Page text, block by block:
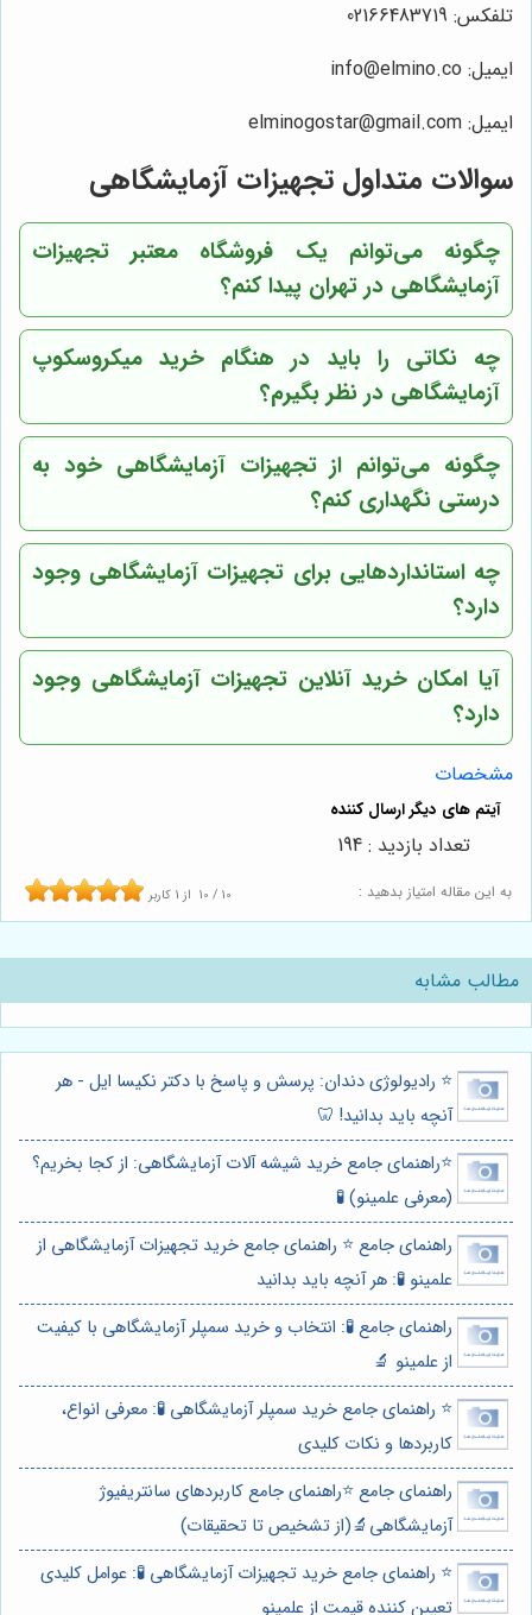
تلفکس: 02166483719
ایمیل: info@elmino.co
ایمیل: elminogostar@gmail.com
سوالات متداول تجهیزات آزمایشگاهی
چگونه می‌توانم یک فروشگاه معتبر تجهیزات
آزمایشگاهی در تهران پیدا کنم؟
چه نکاتی را باید در هنگام خرید میکروسکوپ
آزمایشگاهی در نظر بگیرم؟
چگونه می‌توانم از تجهیزات آزمایشگاهی خود به
درستی نگهداری کنم؟
چه استانداردهایی برای تجهیزات آزمایشگاهی وجود
دارد؟
آیا امکان خرید آنلاین تجهیزات آزمایشگاهی وجود
دارد؟
مشخصات
به این مقاله امتیاز بدهید : 10 / 10 از 1 کاربر
تعداد بازدید : 194
مطالب مشابه
⭐️ رادیولوژی دندان: پرسش و پاسخ با دکتر نکیسا ایل - هر
آنچه باید بدانید! 🦷
⭐️راهنمای جامع خرید شیشه آلات آزمایشگاهی: از کجا بخریم؟
(معرفی علمینو) 🧪
راهنمای جامع ⭐️ راهنمای جامع خرید تجهیزات آزمایشگاهی از
علمینو 🧪: هر آنچه باید بدانید
راهنمای جامع 🧪: انتخاب و خرید سمپلر آزمایشگاهی با کیفیت
از علمینو 🔬
⭐️ راهنمای جامع خرید سمپلر آزمایشگاهی 🧪: معرفی انواع،
کاربردها و نکات کلیدی
راهنمای جامع ⭐️راهنمای جامع کاربردهای سانتریفیوژ
آزمایشگاهی🔬(از تشخیص تا تحقیقات)
⭐️ راهنمای جامع خرید تجهیزات آزمایشگاهی 🧪: عوامل کلیدی
تعیین کننده قیمت از علمینو